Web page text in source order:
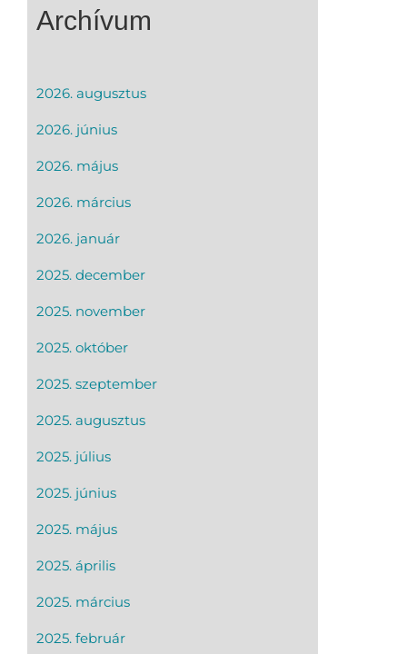
Archívum
2026. augusztus
2026. június
2026. május
2026. március
2026. január
2025. december
2025. november
2025. október
2025. szeptember
2025. augusztus
2025. július
2025. június
2025. május
2025. április
2025. március
2025. február